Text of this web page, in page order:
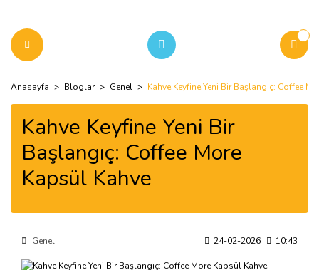
Anasayfa Bloglar Genel Kahve Keyfine Yeni Bir Başlangıç: Coffee
Kahve Keyfine Yeni Bir
Başlangıç: Coffee More
Kapsül Kahve
Genel 24-02-2026 10:43